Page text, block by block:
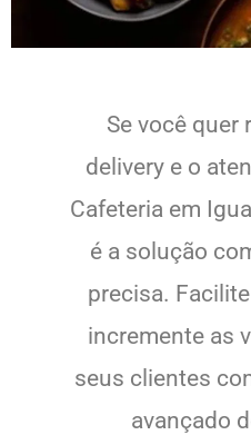
Se você quer
delivery e o
Cafeteria em
é a solução
precisa.
incremente as
seus clientes
avançado